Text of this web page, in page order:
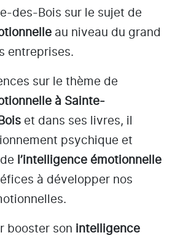
des-Bois sur le sujet de
au niveau du grand
entreprises.
sur le thème de
à Sainte-
et dans ses livres, il
psychique et
l’intelligence émotionnelle
à développer nos
booster son intelligence